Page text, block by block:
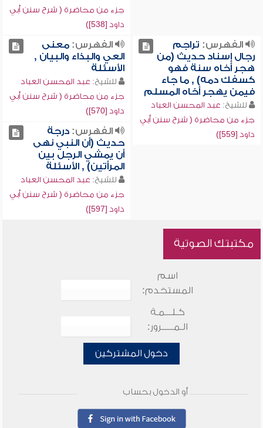
جزء من محاضرة ( شرح سنن أبي
داود [538])
الفهرس: تراجم
رجال إسناد حديث (من
هجر أخاه سنة فهو
كسفك دمه) , ما جاء
فيمن يهجر أخاه المسلم
للشيخ: عبد المحسن العباد
جزء من محاضرة ( شرح سنن أبي
داود [559])
الفهرس:معنى
العي والبذاء والبيان ,
الأسئلة
للشيخ: عبد المحسن العباد
جزء من محاضرة ( شرح سنن أبي
داود [570])
الفهرس:درجة
حديث (أن النبي نهى
أن يمشي الرجل بين
المرأتين) , الأسئلة
للشيخ: عبد المحسن العباد
جزء من محاضرة ( شرح سنن أبي
داود [597])
مكتبتك الصوتية
اسم
المستخدم:
كـلـــمـة
الـمـــــرور:
دخول المشتركين
أو الدخول بحساب